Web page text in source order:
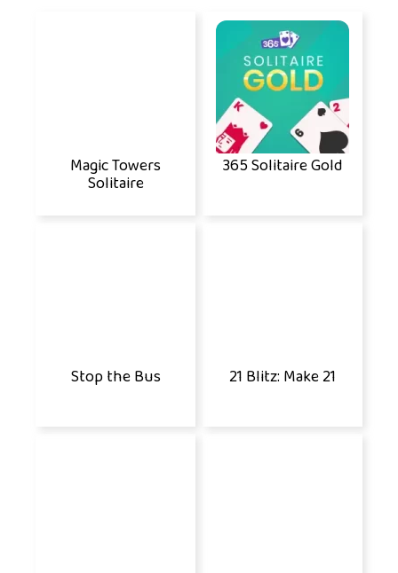
Magic Towers
Solitaire
365 Solitaire Gold
Stop the Bus 21 Blitz: Make 21